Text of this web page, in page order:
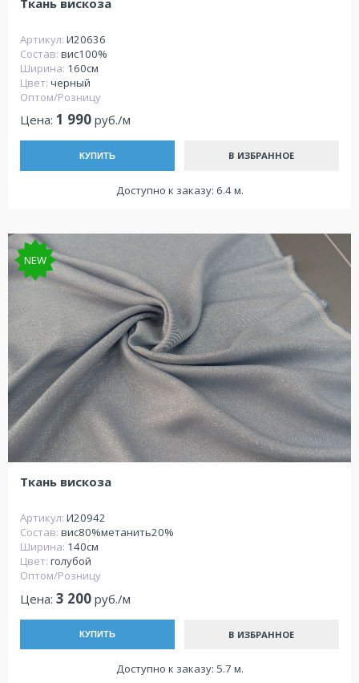
Артикул: И20636
Состав: вис100%
Ширина: 160см
Цвет: черный
Оптом/Розницу
Цена: 1 990 руб./м
КУПИТЬ В ИЗБРАННОЕ
Доступно к заказу: 6.4 м.
NEW
Ткань вискоза
Артикул: И20942
Состав: вис80%метанить20%
Ширина: 140см
Цвет: голубой
Оптом/Розницу
Цена: 3 200 руб./м
КУПИТЬ В ИЗБРАННОЕ
Доступно к заказу: 5.7 м.